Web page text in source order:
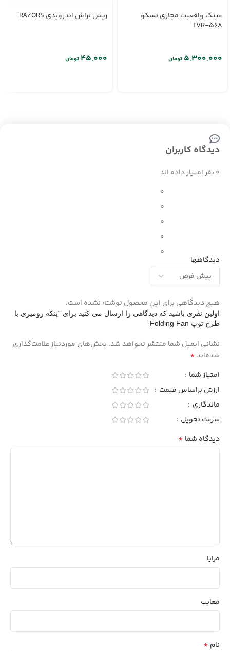
عینک واقعیت مجازی تسکو
TVR-568
تومان
ریش تراش اندرویدی RAZORS
تومان
دیدگاه کاربران
0 نفر امتیاز داده اند
0
0
0
0
0
دیدگاهها
هیچ دیدگاهی برای این محصول نوشته نشده است.
اولین نفری باشید که دیدگاهی را ارسال می کنید برای “پنکه رومیزی با
طرح توپ Folding Fan”
نشانی ایمیل شما منتشر نخواهد شد. بخش‌های موردنیاز علامت‌گذاری
شده‌اند*
امتیاز شما
ارزش براساس قیمت
ماندگاری
سرعت تحویل
دیدگاه شما *
مزایا
معایب
نام *